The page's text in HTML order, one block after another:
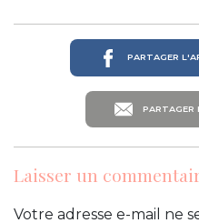
PARTAGER
PARTAGER
Laisser un
Votre adresse e-mail ne